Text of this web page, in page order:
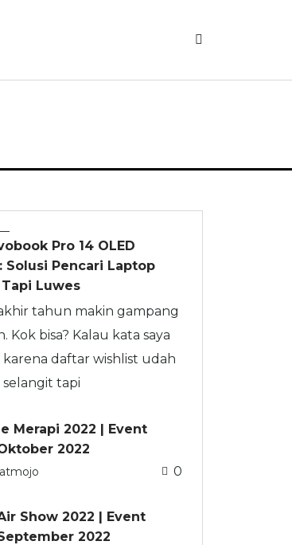
Pro 14 OLED
Solusi Pencari Laptop
Luwes
tahun makin gampang
Kok bisa? Kalau kata saya
daftar wishlist udah
tapi
Merapi 2022 | Event
2022
0
Show 2022 | Event
2022